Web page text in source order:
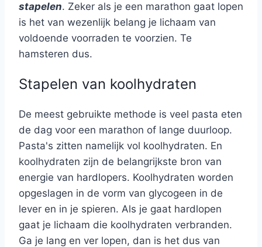
stapelen. Zeker als je een marathon gaat lopen
is het van wezenlijk belang je lichaam van
voldoende voorraden te voorzien. Te
hamsteren dus.
Stapelen van koolhydraten
De meest gebruikte methode is veel pasta eten
de dag voor een marathon of lange duurloop.
Pasta's zitten namelijk vol koolhydraten. En
koolhydraten zijn de belangrijkste bron van
energie van hardlopers. Koolhydraten worden
opgeslagen in de vorm van glycogeen in de
lever en in je spieren. Als je gaat hardlopen
gaat je lichaam die koolhydraten verbranden.
Ga je lang en ver lopen, dan is het dus van